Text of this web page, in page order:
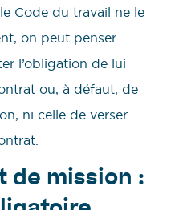
Code du travail ne le
on peut penser
l’obligation de lui
ou, à défaut, de
ni celle de verser
de mission :